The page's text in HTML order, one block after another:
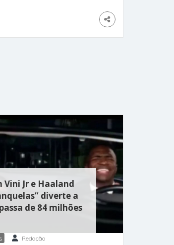
Instagram/AFP Ela é
Shakira anunciou uma
milhões para ajudar
para vítimas
Vini Jr e Haaland
diverte a
de 84 milhões
Redação